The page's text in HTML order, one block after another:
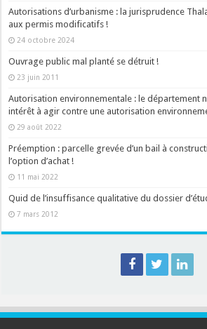
Autorisations d’urbanisme : la jurisprudence
aux permis modificatifs !
24 octobre 2024
Ouvrage public mal planté se détruit !
23 juin 2011
Autorisation environnementale : le département
intérêt à agir contre une autorisation
29 août 2022
Préemption : parcelle grevée d’un bail à
l’option d’achat !
11 mai 2022
Quid de l’insuffisance qualitative du dossier
7 mars 2012